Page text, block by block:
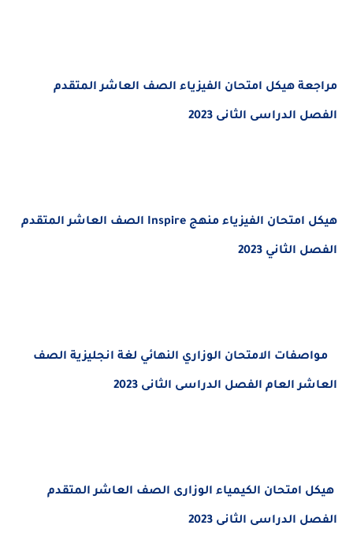
مراجعة هيكل امتحان الفيزياء الصف العاشر المتقدم
الفصل الدراسى الثانى 2023
هيكل امتحان الفيزياء منهج Inspire الصف العاشر المتقدم
الفصل الثاني 2023
مواصفات الامتحان الوزاري النهائي لغة انجليزية الصف
العاشر العام الفصل الدراسى الثانى 2023
هيكل امتحان الكيمياء الوزارى الصف العاشر المتقدم
الفصل الدراسى الثانى 2023